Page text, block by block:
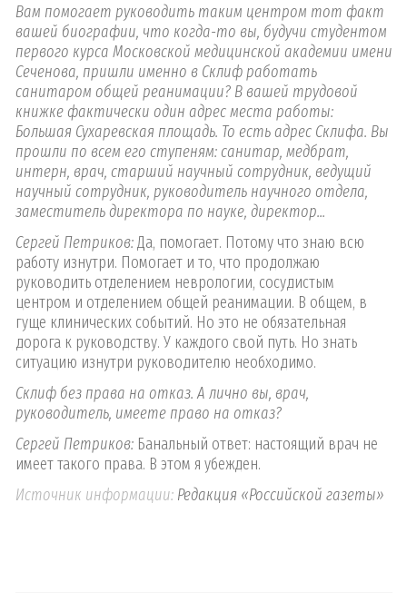
Вам помогает руководить таким центром тот факт
вашей биографии, что когда-то вы, будучи студентом
первого курса Московской медицинской академии имени
Сеченова, пришли именно в Склиф работать
санитаром общей реанимации? В вашей трудовой
книжке фактически один адрес места работы:
Большая Сухаревская площадь. То есть адрес Склифа. Вы
прошли по всем его ступеням: санитар, медбрат,
интерн, врач, старший научный сотрудник, ведущий
научный сотрудник, руководитель научного отдела,
заместитель директора по науке, директор...
Сергей Петриков:Да, помогает. Потому что знаю всю
работу изнутри. Помогает и то, что продолжаю
руководить отделением неврологии, сосудистым
центром и отделением общей реанимации. В общем, в
гуще клинических событий. Но это не обязательная
дорога к руководству. У каждого свой путь. Но знать
ситуацию изнутри руководителю необходимо.
Склиф без права на отказ. А лично вы, врач,
руководитель, имеете право на отказ?
Сергей Петриков: Банальный ответ: настоящий врач не
имеет такого права. В этом я убежден.
Источник информации: Редакция «Российской газеты»